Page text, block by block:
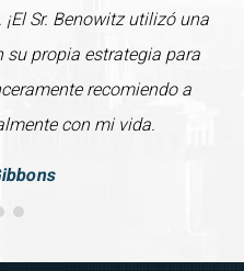
Sr. Benowitz utilizó una
su propia estrategia para
recomiendo a
con mi vida.